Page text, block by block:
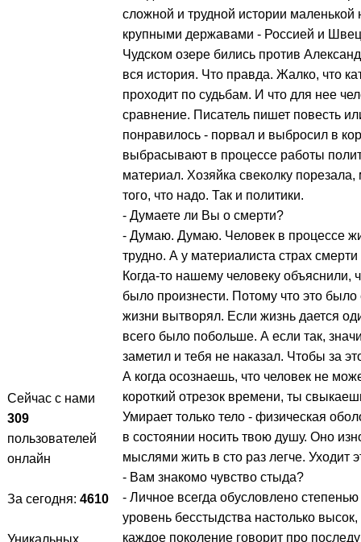
Сейчас с нами
309
пользователей
онлайн
За сегодня: 4610
Уникальных
сложной и трудной истории
крупными державами - Россией и
Чудском озере бились против
вся история. Что правда. Жалко, что
проходит по судьбам. И что для нее
сравнение. Писатель пишет повесть
понравилось - порвал и выбросил в
выбрасывают в процессе работы
материал. Хозяйка свеколку
того, что надо. Так и политики.
- Думаете ли Вы о смерти?
- Думаю. Думаю. Человек в процессе
трудно. А у материалиста страх
Когда-то нашему человеку объяснили,
было произнести. Потому что это
жизни вытворял. Если жизнь дается
всего было побольше. А если так,
заметил и тебя не наказал. Чтобы за
А когда осознаешь, что человек не
короткий отрезок времени, ты
Умирает только тело - физическая
в состоянии носить твою душу. Оно
мыслями жить в сто раз легче. Уходит
- Вам знакомо чувство стыда?
- Личное всегда обусловлено
уровень бесстыдства настолько
каждое поколение говорит про